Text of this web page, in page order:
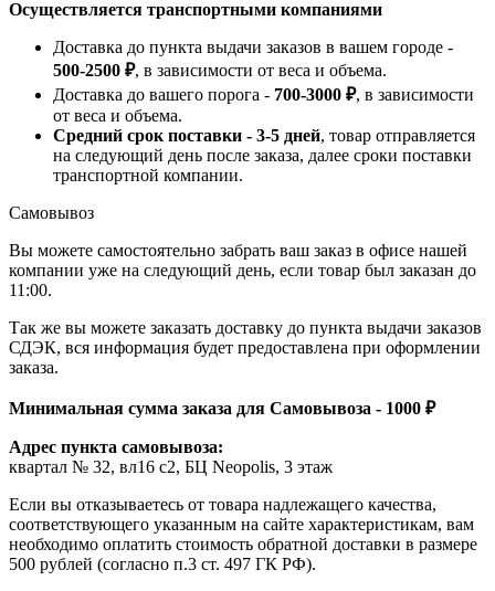
Осуществляется транспортными компаниями
Доставка до пункта выдачи заказов в вашем городе -
500-2500 ₽, в зависимости от веса и объема.
Доставка до вашего порога - 700-3000 ₽, в зависимости
от веса и объема.
Средний срок поставки - 3-5 дней, товар отправляется
на следующий день после заказа, далее сроки поставки
транспортной компании.
Самовывоз
Вы можете самостоятельно забрать ваш заказ в офисе нашей
компании уже на следующий день, если товар был заказан до
11:00.
Так же вы можете заказать доставку до пункта выдачи заказов
СДЭК, вся информация будет предоставлена при оформлении
заказа.
Минимальная сумма заказа для Самовывоза - 1000 ₽
Адрес пункта самовывоза:
квартал № 32, вл16 с2, БЦ Neopolis, 3 этаж
Если вы отказываетесь от товара надлежащего качества,
соответствующего указанным на сайте характеристикам, вам
необходимо оплатить стоимость обратной доставки в размере
500 рублей (согласно п.3 ст. 497 ГК РФ).